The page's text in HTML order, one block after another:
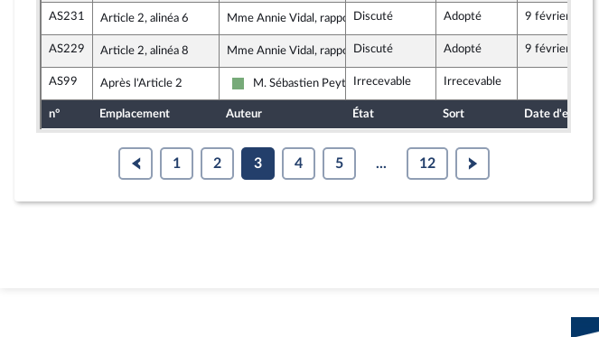
AS231 Article 2, alinéa 6 Mme Annie Vidal, rapporteure
Discuté Adopté 9 février 2026
AS229 Article 2, alinéa 8 Mme Annie Vidal, rapporteure
Discuté Adopté 9 février 2026
AS99 Après l'Article 2
Écologiste et Social
M. Sébastien PeytavieIrrecevable Irrecevable
n° Emplacement Auteur État Sort Date d'examen
1 2 3 4 5 ... 12